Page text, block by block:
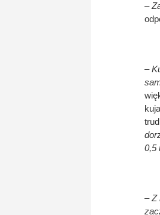
–
–
0,5
– Z